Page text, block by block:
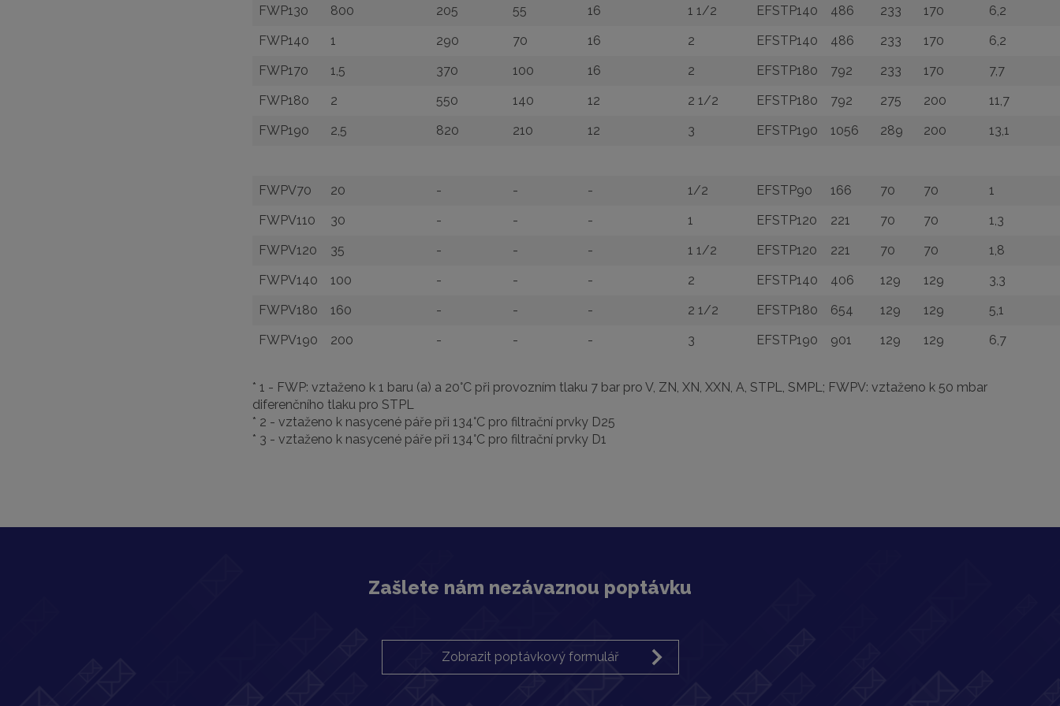
FWP130
800 205 55 16 1 1/2 EFSTP140 486 233 170
6,2
FWP140
1 290 70 16 2 EFSTP140 486 233 170
6,2
FWP170
1,5 370 100 16 2 EFSTP180 792 233 170
7,7
FWP180
2 550 140 12 2 1/2 EFSTP180 792 275 200
11,7
FWP190
2,5 820 210 12 3 EFSTP190 1056 289 200 13,1
FWPV70 20 - - - 1/2 EFSTP90 166 70 70
1
FWPV110
30 - - - 1 EFSTP120 221 70 70
1,3
FWPV120
35 - - - 1 1/2 EFSTP120 221 70 70
1,8
FWPV140
100 - - - 2 EFSTP140 406 129 129
3,3
FWPV180
160 - - - 2 1/2 EFSTP180 654 129 129
5,1
FWPV190
200 - - - 3 EFSTP190 901 129 129 6,7
* 1 - FWP: vztaženo k 1 baru (a) a 20°C při provozním tlaku 7 bar pro V, ZN, XN, XXN, A, STPL, SMPL; FWPV: vztaženo k 50 mbar
diferenčního tlaku pro STPL
* 2 - vztaženo k nasycené páře při 134°C pro filtrační prvky D25
* 3 - vztaženo k nasycené páře při 134°C pro filtrační prvky D1
Zašlete nám nezávaznou poptávku
Zobrazit poptávkový formulář